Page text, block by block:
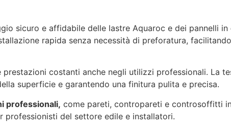
sicuro e affidabile delle lastre Aquaroc e dei pannelli in
rapida senza necessità di preforatura,
costanti anche negli utilizzi professionali. La
superficie e garantendo una finitura pulita e precisa.
professionali, come pareti, contropareti e controsoffitti
professionisti del settore edile e installatori.